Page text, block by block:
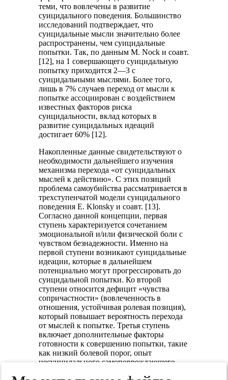
теми, что вовлечены в развитие
суицидального поведения. Большинство
исследований подтверждает, что
суицидальные мысли значительно более
распространены, чем суицидальные
попытки. Так, по данным M. Nock и соавт.
[12], на 1 совершающего суицидальную
попытку приходится 2—3 с
суицидальными мыслями. Более того,
лишь в 7% случаев переход от мысли к
попытке ассоциирован с воздействием
известных факторов риска
суицидальности, вклад которых в
развитие суицидальных идеаций
достигает 60% [12].
Накопленные данные свидетельствуют о
необходимости дальнейшего изучения
механизма перехода «от суицидальных
мыслей к действию». С этих позиций
проблема самоубийства рассматривается в
трехступенчатой модели суицидального
поведения E. Klonsky и соавт. [13].
Согласно данной концепции, первая
ступень характеризуется сочетанием
эмоциональной и/или физической боли с
чувством безнадежности. Именно на
первой ступени возникают суицидальные
идеации, которые в дальнейшем
потенциально могут прогрессировать до
суицидальной попытки. Ко второй
ступени относится дефицит «чувства
сопричастности» (вовлеченность в
отношения, устойчивая ролевая позиция),
который повышает вероятность перехода
от мыслей к попытке. Третья ступень
включает дополнительные факторы
готовности к совершению попытки, такие
как низкий болевой порог, опыт
несуицидального самоповреждающего